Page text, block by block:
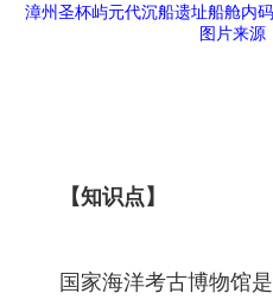
漳州圣杯屿元代沉船遗址船舱内
图片来源
【知识点】
国家海洋考古博物馆